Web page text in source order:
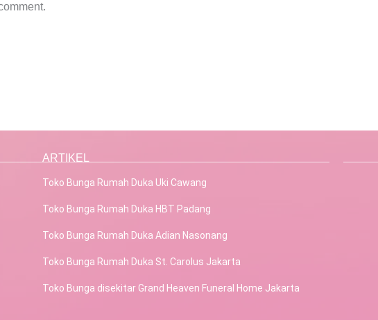
ARTIKEL
Toko Bunga Rumah Duka Uki Cawang
Toko Bunga Rumah Duka HBT Padang
Toko Bunga Rumah Duka Adian Nasonang
Toko Bunga Rumah Duka St. Carolus Jakarta
Toko Bunga disekitar Grand Heaven Funeral Home Jakarta